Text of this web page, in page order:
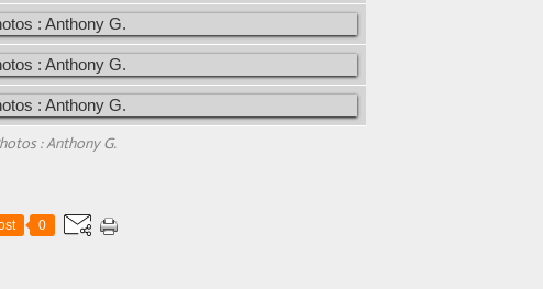
: Anthony G.
0